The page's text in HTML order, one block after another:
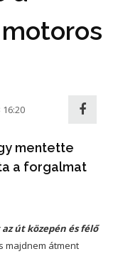
16:20
mentette
a forgalmat
út közepén és félő
majdnem átment